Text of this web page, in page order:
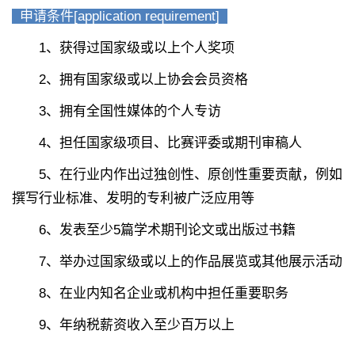
申请条件[application requirement]
1、获得过国家级或以上个人奖项
2、拥有国家级或以上协会会员资格
3、拥有全国性媒体的个人专访
4、担任国家级项目、比赛评委或期刊审稿人
5、在行业内作出过独创性、原创性重要贡献，例如
撰写行业标准、发明的专利被广泛应用等
6、发表至少5篇学术期刊论文或出版过书籍
7、举办过国家级或以上的作品展览或其他展示活动
8、在业内知名企业或机构中担任重要职务
9、年纳税薪资收入至少百万以上